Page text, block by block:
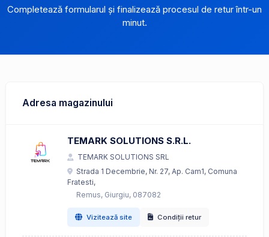
Completează formularul și finalizează procesul de retur într-un
minut.
Adresa magazinului
TEMARK SOLUTIONS S.R.L.
TEMARK SOLUTIONS SRL
Strada 1 Decembrie, Nr. 27, Ap. Cam1, Comuna
Fratesti,
Remus, Giurgiu, 087082
Vizitează site Condiții retur